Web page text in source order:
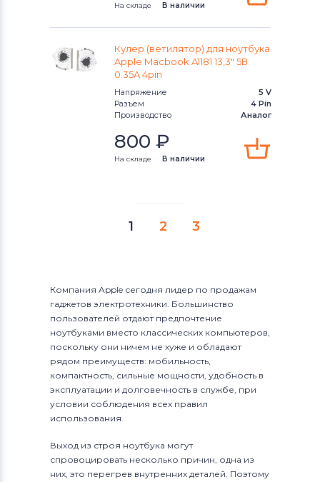
На складе В наличии
Кулер (ветилятор) для ноутбука
Apple Macbook A1181 13,3" 5В
0.35A 4pin
Напряжение
5 V
Разъем
4 Pin
Производство
Аналог
800 ₽
На складе В наличии
1 2 3
Компания Apple сегодня лидер по продажам
гаджетов электротехники. Большинство
пользователей отдают предпочтение
ноутбуками вместо классических компьютеров,
поскольку они ничем не хуже и обладают
рядом преимуществ: мобильность,
компактность, сильные мощности, удобность в
эксплуатации и долговечность в службе, при
условии соблюдения всех правил
использования.
Выход из строя ноутбука могут
спровоцировать несколько причин, одна из
них, это перегрев внутренних деталей. Поэтому